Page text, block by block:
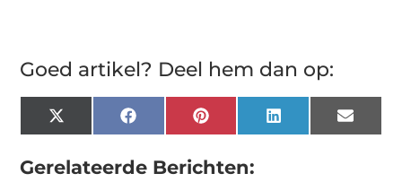
Goed artikel? Deel hem dan op:
X
(Twitter)
FacebookPinterestLinkedInEmail
Gerelateerde Berichten: